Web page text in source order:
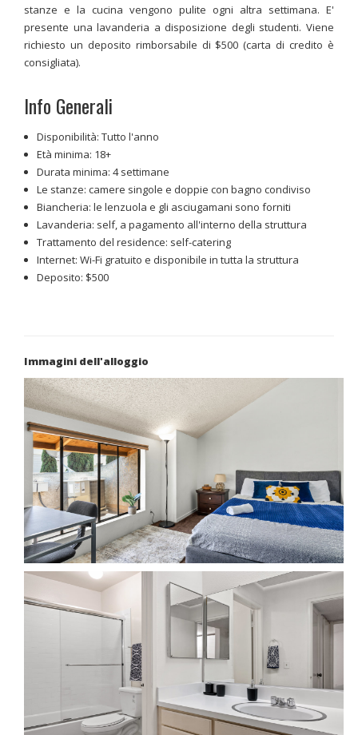
stanze e la cucina vengono pulite ogni altra settimana. E'
presente una lavanderia a disposizione degli studenti. Viene
richiesto un deposito rimborsabile di $500 (carta di credito è
consigliata).
Info Generali
Disponibilità: Tutto l'anno
Età minima: 18+
Durata minima: 4 settimane
Le stanze: camere singole e doppie con bagno condiviso
Biancheria: le lenzuola e gli asciugamani sono forniti
Lavanderia: self, a pagamento all'interno della struttura
Trattamento del residence: self-catering
Internet: Wi-Fi gratuito e disponibile in tutta la struttura
Deposito: $500
Immagini dell'alloggio